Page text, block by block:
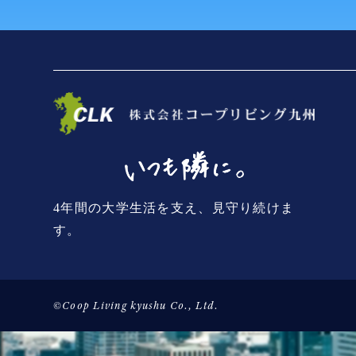
4年間の大学生活を支え、見守り続けま
す。
©Coop Living kyushu Co., Ltd.